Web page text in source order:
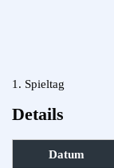
1. Spieltag
Details
Datum